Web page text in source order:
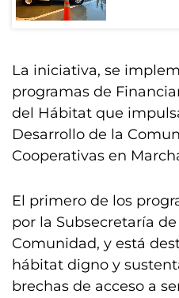
La iniciativa, se
programas de
del Hábitat que
Desarrollo de la
Cooperativas en
El primero de los
por la Subsecretaría
Comunidad, y está
hábitat digno y
brechas de acceso a